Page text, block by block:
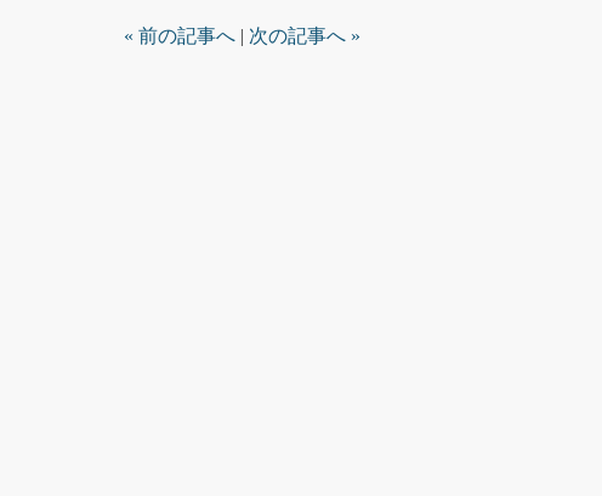
« 前の記事へ | 次の記事へ »